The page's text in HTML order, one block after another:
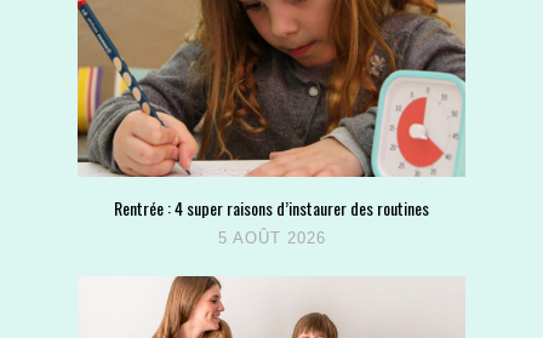
Rentrée : 4 super raisons d’instaurer des routines
5 AOÛT 2026